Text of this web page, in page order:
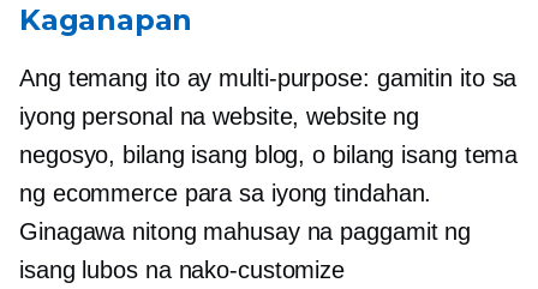
Kaganapan
Ang temang ito ay multi-purpose: gamitin ito sa
iyong personal na website, website ng
negosyo, bilang isang blog, o bilang isang tema
ng ecommerce para sa iyong tindahan.
Ginagawa nitong mahusay na paggamit ng
isang lubos na nako-customize